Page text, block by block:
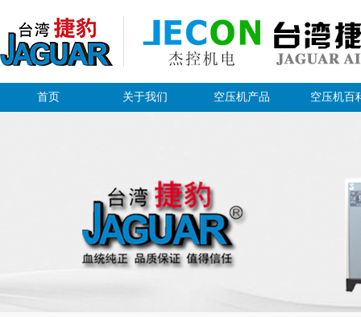
首页 关于我们 空压机产品 空压机百